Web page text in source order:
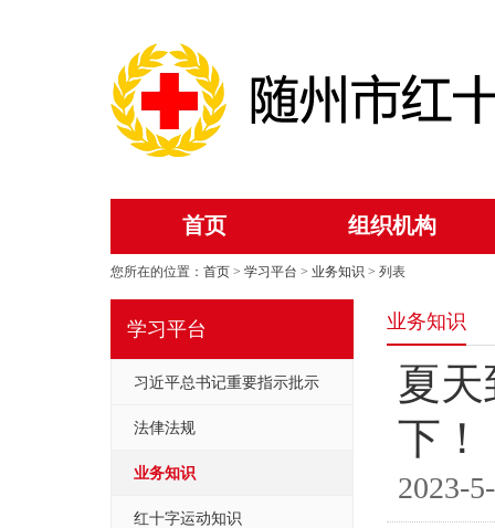
首页 组织机构
您所在的位置： 首页 > 学习平台 > 业务知识 > 列表
学习平台
习近平总书记重要指示批示
法侓法规
业务知识
红十字运动知识
业务知识
夏
下！
2023-